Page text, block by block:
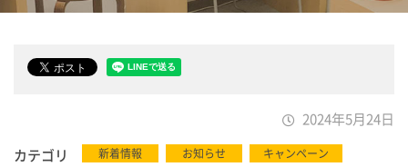
2024年5月24日
カテゴリ
新着情報 お知らせ
キャンペーン